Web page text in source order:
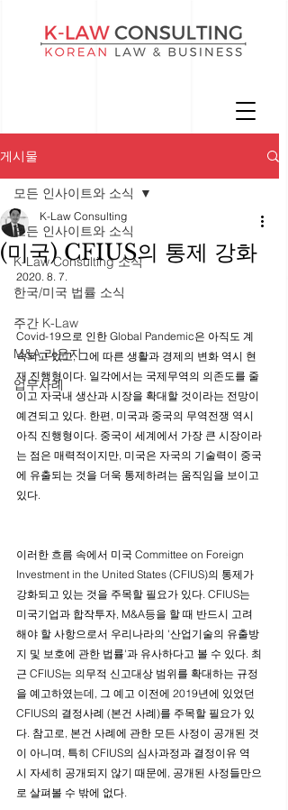
게시물
모든 인사이트와 소식
K-Law Consulting 소식
한국/미국 법률 소식
주간 K-Law
M&A 라운지
업무사례
모든 인사이트와 소식
(미국) CFIUS의 통제 강화
K-Law Consulting
2020. 8. 7.
Covid-19으로 인한 Global Pandemic은 아직도 계
속되고 있고, 그에 따른 생활과 경제의 변화 역시 현
재 진행형이다. 일각에서는 국제무역의 의존도를 줄
이고 자국내 생산과 시장을 확대할 것이라는 전망이
예견되고 있다. 한편, 미국과 중국의 무역전쟁 역시
아직 진행형이다. 중국이 세계에서 가장 큰 시장이라
는 점은 매력적이지만, 미국은 자국의 기술력이 중국
에 유출되는 것을 더욱 통제하려는 움직임을 보이고
있다.
이러한 흐름 속에서 미국 Committee on Foreign
Investment in the United States (CFIUS)의 통제가
강화되고 있는 것을 주목할 필요가 있다. CFIUS는
미국기업과 합작투자, M&A등을 할 때 반드시 고려
해야 할 사항으로서 우리나라의 '산업기술의 유출방
지 및 보호에 관한 법률'과 유사하다고 볼 수 있다. 최
근 CFIUS는 의무적 신고대상 범위를 확대하는 규정
을 예고하였는데, 그 예고 이전에 2019년에 있었던
CFIUS의 결정사례 (본건 사례)를 주목할 필요가 있
다. 참고로, 본건 사례에 관한 모든 사정이 공개된 것
이 아니며, 특히 CFIUS의 심사과정과 결정이유 역
시 자세히 공개되지 않기 때문에, 공개된 사정들만으
로 살펴볼 수 밖에 없다.